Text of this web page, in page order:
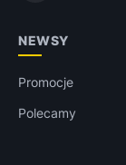
NEWSY
Promocje
Polecamy